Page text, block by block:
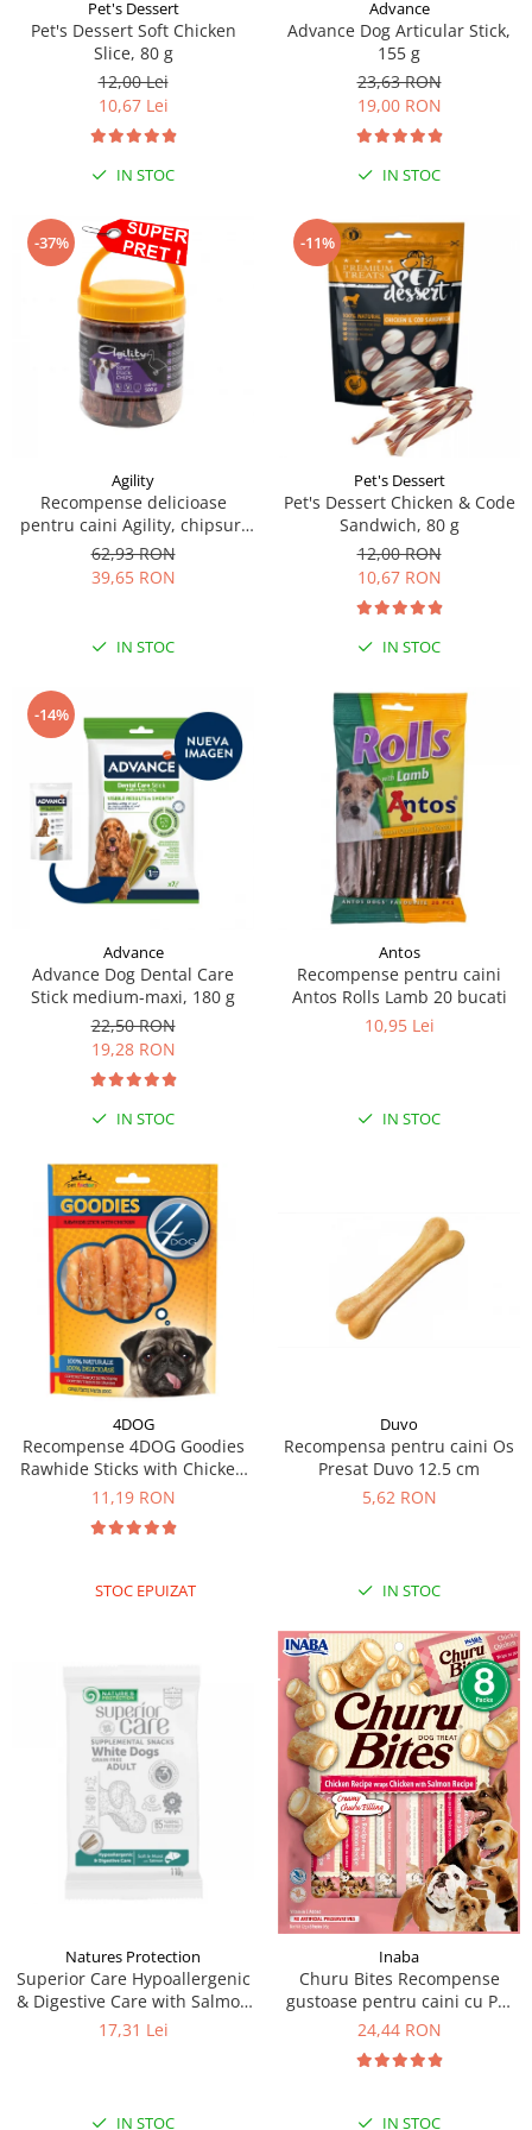
Sampoane si Balsamuri
Servetele Umede
Covorase absorbante
Curatare Ochi
Igiena Catel
Solutii Atractante si repelente
Custi transport - Pisici
Jucarii Pisici
Lese, Hamuri si Zgarzi
Paturi, perne si cosuri pentru pisici
Recompense Delicioase
Pet's Dessert
Pet's Dessert Soft Chicken
Slice, 80 g
12,00 Lei
10,67 Lei
IN STOC
Advance
Advance Dog Articular Stick,
155 g
23,63 RON
19,00 RON
IN STOC
-37%
Agility
Recompense delicioase
pentru caini Agility, chipsuri
moi de rata, 500g
62,93 RON
39,65 RON
IN STOC
-11%
Pet's Dessert
Pet's Dessert Chicken & Code
Sandwich, 80 g
12,00 RON
10,67 RON
IN STOC
-14%
Advance
Advance Dog Dental Care
Stick medium-maxi, 180 g
22,50 RON
19,28 RON
IN STOC
Antos
Recompense pentru caini
Antos Rolls Lamb 20 bucati
10,95 Lei
IN STOC
4DOG
Recompense 4DOG Goodies
Rawhide Sticks with Chicken
100g
11,19 RON
STOC EPUIZAT
Duvo
Recompensa pentru caini Os
Presat Duvo 12.5 cm
5,62 RON
IN STOC
Natures Protection
Superior Care Hypoallergenic
& Digestive Care with Salmon
(110g)
17,31 Lei
IN STOC
Inaba
Churu Bites Recompense
gustoase pentru caini cu Pui
si somon 8 x 12 g
24,44 RON
IN STOC